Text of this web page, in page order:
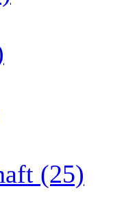
(25)